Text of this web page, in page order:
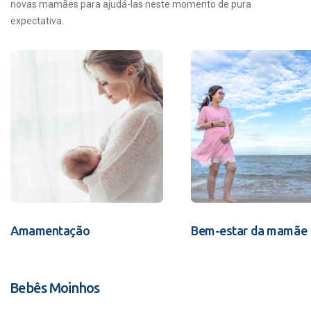
novas mamães para ajudá-las neste momento de pura
expectativa.
Amamentação Bem-estar da mamãe
Bebês Moinhos